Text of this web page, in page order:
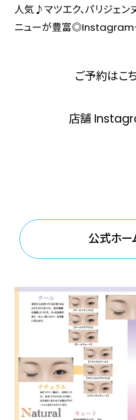
人気♪マツエク、パリジェン
ニューが豊富
ご予約はこ
店舗
公式ホー